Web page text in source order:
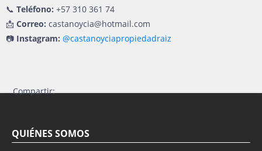
📞 Teléfono: +57 310 361 74
📩 Correo: castanoycia@hotmail.com
📷 Instagram: @castanoyciapropiedadraiz
Compartir:
QUIÉNES SOMOS